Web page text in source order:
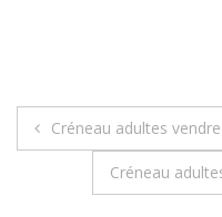
Navigation
Créneau adultes
Créneau